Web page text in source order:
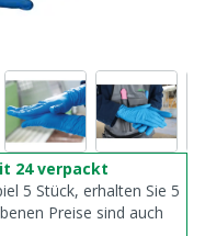
24 verpackt
5 Stück, erhalten Sie 5
Preise sind auch